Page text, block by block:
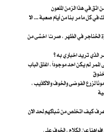
كل ما مر بنا من أيام صعبة ... الا
الخناجر في الظهر ، صرت ُ اخشى من
لم يكن احد موجوداً ، اغلق الباب
لزرع الفوضى والخوف والاكاذيب ،
كيف اتخلص من شباكهم لحد الان